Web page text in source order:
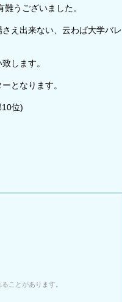
うございました。
え出来ない、云わば大学バレ
します。
となります。
位)
ことがあります。